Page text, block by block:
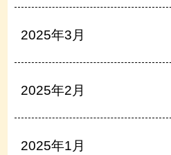
2025年3月
2025年2月
2025年1月